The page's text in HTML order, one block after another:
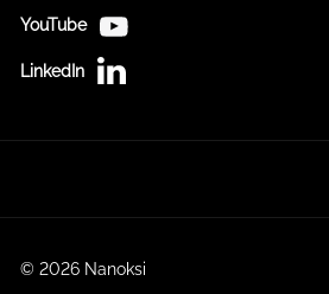
YouTube
LinkedIn
© 2026 Nanoksi